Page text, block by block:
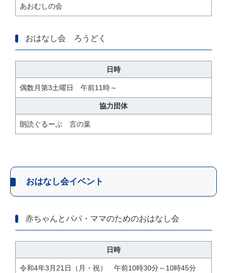
あおむしの会
おはなし会 ろうどく
日時
偶数月第3土曜日 午前11時～
協力団体
朗読ぐるーぷ 言の葉
おはなし会イベント
赤ちゃんとパパ・ママのためのおはなし会
日時
令和4年3月21日（月・祝） 午前10時30分～10時45分